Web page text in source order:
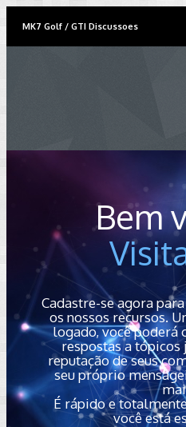
MK7 Golf / GTI Discussoes
Bem
Cadastre-se agora
os nossos recursos.
logado, você poderá
respostas a tópicos
reputação de seus
seu próprio
É rápido e
você está